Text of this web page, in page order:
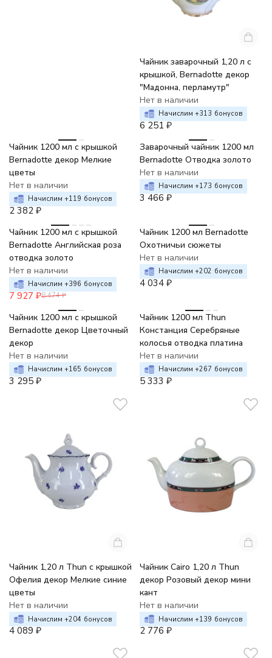
Чайник заварочный 1,20 л с
крышкой, Bernadotte декор
"Мадонна, перламутр"
Нет в наличии
Начислим +313 бонусов
6 251 ₽
Чайник 1200 мл с крышкой
Bernadotte декор Мелкие
цветы
Нет в наличии
Начислим +119 бонусов
2 382 ₽
Заварочный чайник 1200 мл
Bernadotte Отводка золото
Нет в наличии
Начислим +173 бонусов
3 466 ₽
-6%
Чайник 1200 мл с крышкой
Bernadotte Английская роза
отводка золото
Нет в наличии
Начислим +396 бонусов
7 927 ₽8 474 ₽
Чайник 1200 мл Bernadotte
Охотничьи сюжеты
Нет в наличии
Начислим +202 бонусов
4 034 ₽
Чайник 1200 мл с крышкой
Bernadotte декор Цветочный
декор
Нет в наличии
Начислим +165 бонусов
3 295 ₽
Чайник 1200 мл Thun
Констанция Серебряные
колосья отводка платина
Нет в наличии
Начислим +267 бонусов
5 333 ₽
Чайник 1,20 л Thun с крышкой
Офелия декор Мелкие синие
цветы
Нет в наличии
Начислим +204 бонусов
4 089 ₽
Чайник Cairo 1,20 л Thun
декор Розовый декор мини
кант
Нет в наличии
Начислим +139 бонусов
2 776 ₽